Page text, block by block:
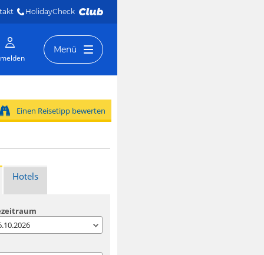
HolidayCheck
Menü
Einen Reisetipp bewerten
Hotels